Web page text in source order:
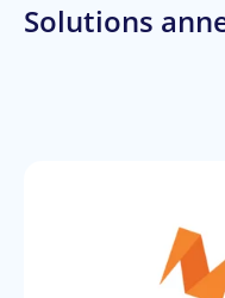
Solutions